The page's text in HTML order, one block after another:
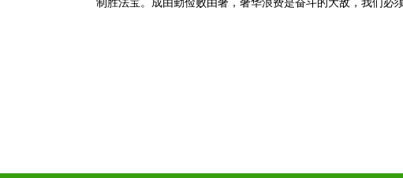
制胜法宝。成由勤俭败由奢，奢华浪费是奋斗的大敌，我们必